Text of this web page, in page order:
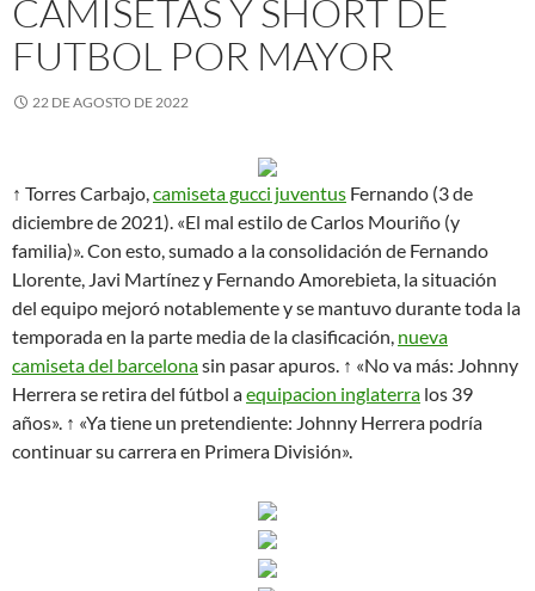
CAMISETAS Y SHORT DE
FUTBOL POR MAYOR
22 DE AGOSTO DE 2022
↑ Torres Carbajo,camiseta gucci juventus Fernando (3 de
diciembre de 2021). «El mal estilo de Carlos Mouriño (y
familia)». Con esto, sumado a la consolidación de Fernando
Llorente, Javi Martínez y Fernando Amorebieta, la situación
del equipo mejoró notablemente y se mantuvo durante toda la
temporada en la parte media de la clasificación, nueva
camiseta del barcelonasin pasar apuros. ↑ «No va más: Johnny
Herrera se retira del fútbol aequipacion inglaterra los 39
años». ↑ «Ya tiene un pretendiente: Johnny Herrera podría
continuar su carrera en Primera División».